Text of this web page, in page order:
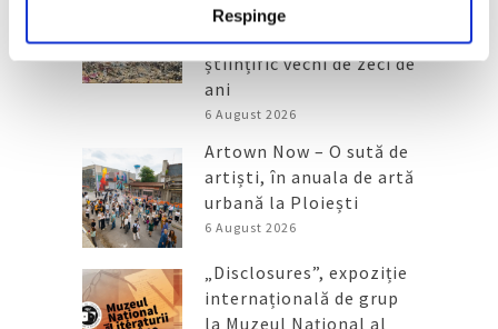
Respinge
Rothko contribuie la
elucidarea unui mister
științific vechi de zeci de
ani
6 August 2026
Artown Now – O sută de
artiști, în anuala de artă
urbană la Ploiești
6 August 2026
„Disclosures”, expoziție
internațională de grup
la Muzeul Național al